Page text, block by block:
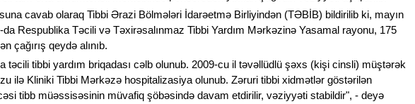
cavab olaraq Tibbi Ərazi Bölmələri İdarəetmə Birliyindən (TƏBİB) bildirilib ki, mayın
da Respublika Təcili və Təxirəsalınmaz Tibbi Yardım Mərkəzinə Yasamal rayonu, 175
çağırış qeydə alınıb.
təcili tibbi yardım briqadası cəlb olunub. 2009-cu il təvəllüdlü şəxs (kişi cinsli) müştərək
ilə Kliniki Tibbi Mərkəzə hospitalizasiya olunub. Zəruri tibbi xidmətlər göstərilən
tibb müəssisəsinin müvafiq şöbəsində davam etdirilir, vəziyyəti stabildir", - deyə